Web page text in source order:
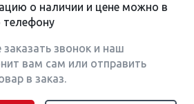
о наличии и цене можно в
звонок и наш
вам сам или отправить
в заказ.